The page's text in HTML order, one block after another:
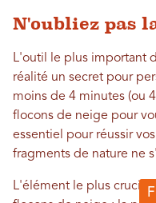
N'oubliez pas
L'outil le plus important
réalité un secret pour
moins de 4 minutes (ou
flocons de neige pour
essentiel pour réussir
fragments de nature ne
L'élément le plus crucial